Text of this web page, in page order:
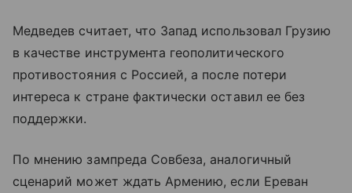
Медведев считает, что Запад использовал Грузию
в качестве инструмента геополитического
противостояния с Россией, а после потери
интереса к стране фактически оставил ее без
поддержки.
По мнению зампреда Совбеза, аналогичный
сценарий может ждать Армению, если Ереван